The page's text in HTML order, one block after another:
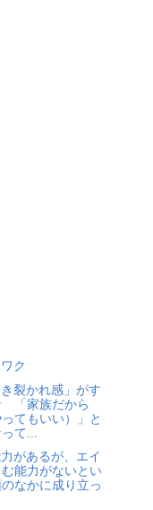
ク
裂かれ感」がす
「家族だから
ってもいい）」と
て...
があるが、エイ
能力がないとい
なかに成り立っ